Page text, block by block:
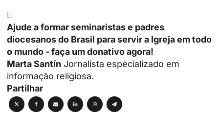

Ajude a formar seminaristas e padres
diocesanos do Brasil para servir a Igreja em todo
o mundo - faça um donativo agora!
Marta Santín Jornalista especializado em
informação religiosa.
Partilhar